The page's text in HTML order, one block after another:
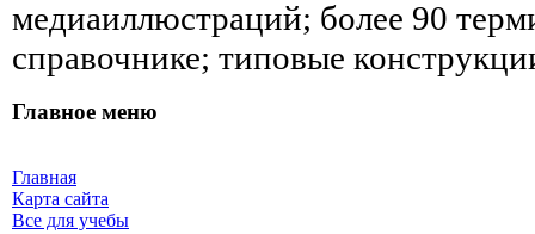
медиаиллюстраций; более 90
справочнике; типовые
Главное меню
Главная
Карта сайта
Все для учебы